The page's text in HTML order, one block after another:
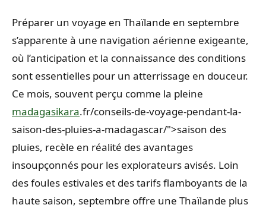
Préparer un voyage en Thaïlande en septembre
s’apparente à une navigation aérienne exigeante,
où l’anticipation et la connaissance des conditions
sont essentielles pour un atterrissage en douceur.
Ce mois, souvent perçu comme la pleine
madagasikara.fr/conseils-de-voyage-pendant-la-
saison-des-pluies-a-madagascar/">saison des
pluies, recèle en réalité des avantages
insoupçonnés pour les explorateurs avisés. Loin
des foules estivales et des tarifs flamboyants de la
haute saison, septembre offre une Thaïlande plus